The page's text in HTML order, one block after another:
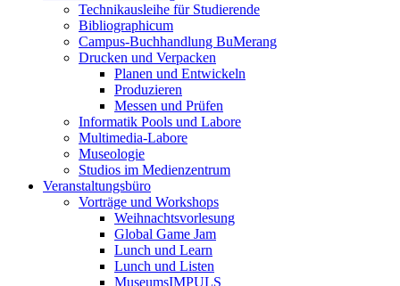
Technikausleihe für Studierende
Bibliographicum
Campus-Buchhandlung BuMerang
Drucken und Verpacken
Planen und Entwickeln
Produzieren
Messen und Prüfen
Informatik Pools und Labore
Multimedia-Labore
Museologie
Studios im Medienzentrum
Veranstaltungsbüro
Vorträge und Workshops
Weihnachtsvorlesung
Global Game Jam
Lunch und Learn
Lunch und Listen
MuseumsIMPULS